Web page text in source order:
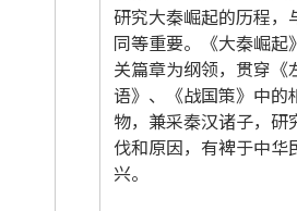
研究大秦崛起的历程，
同等重要。《大秦崛起
关篇章为纲领，贯穿《
语》、《战国策》中的
物，兼采秦汉诸子，研
伐和原因，有裨于中华
兴。